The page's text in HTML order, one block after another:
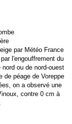
par Météo France
l'engouffrement du
ou de nord-ouest
de péage de Voreppe
on a observé une
contre 0 cm à